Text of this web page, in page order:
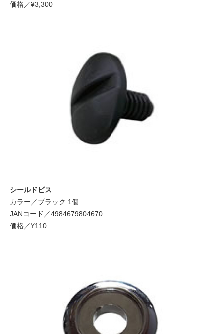
価格／¥3,300
シールドビス
カラー／ブラック 1個
JANコード／4984679804670
価格／¥110